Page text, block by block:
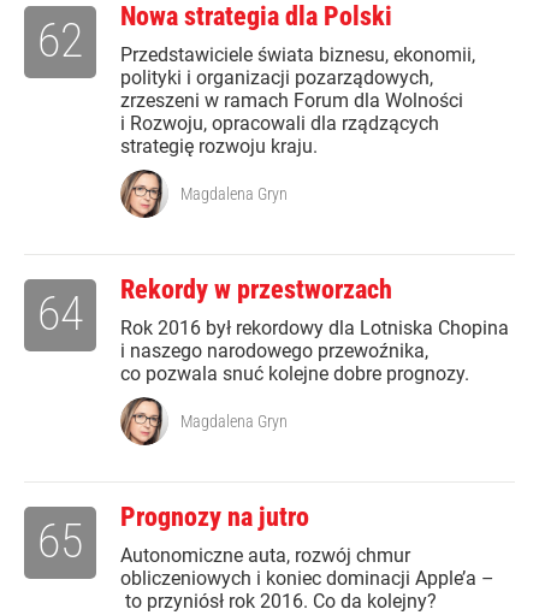
Nowa strategia dla Polski
Przedstawiciele świata biznesu, ekonomii,
polityki i organizacji pozarządowych,
zrzeszeni w ramach Forum dla Wolności
i Rozwoju, opracowali dla rządzących
strategię rozwoju kraju.
62
Magdalena Gryn
Rekordy w przestworzach
Rok 2016 był rekordowy dla Lotniska Chopina
i naszego narodowego przewoźnika,
co pozwala snuć kolejne dobre prognozy.
64
Magdalena Gryn
Prognozy na jutro
Autonomiczne auta, rozwój chmur
obliczeniowych i koniec dominacji Apple’a –
to przyniósł rok 2016. Co da kolejny?
65